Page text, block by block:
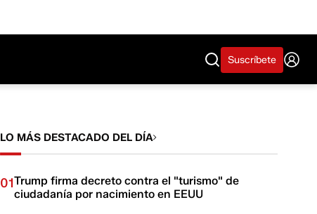
Suscríbete
LO MÁS DESTACADO DEL DÍA
01Trump firma decreto contra el "turismo" de
ciudadanía por nacimiento en EEUU